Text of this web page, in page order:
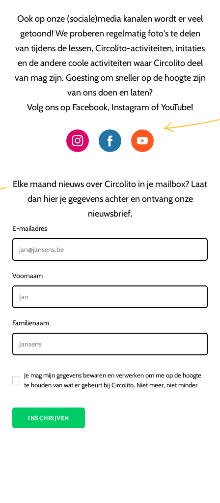
Ook op onze (sociale)media kanalen wordt er veel
getoond! We proberen regelmatig foto's te delen
van tijdens de lessen, Circolito-activiteiten, initaties
en de andere coole activiteiten waar Circolito deel
van mag zijn. Goesting om sneller op de hoogte zijn
van ons doen en laten?
Volg ons op Facebook, Instagram of YouTube!
Elke maand nieuws over Circolito in je mailbox? Laat
dan hier je gegevens achter en ontvang onze
nieuwsbrief.
E-mailadres
Voornaam
Familienaam
Je mag mijn gegevens bewaren en verwerken om me op de hoogte
te houden van wat er gebeurt bij Circolito. Niet meer, niet minder.
INSCHRIJVEN